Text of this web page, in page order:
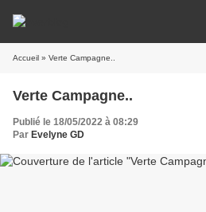
Accueil » Verte Campagne..
Verte Campagne..
Publié le 18/05/2022 à 08:29
Par Evelyne GD